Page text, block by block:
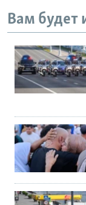
Вам будет